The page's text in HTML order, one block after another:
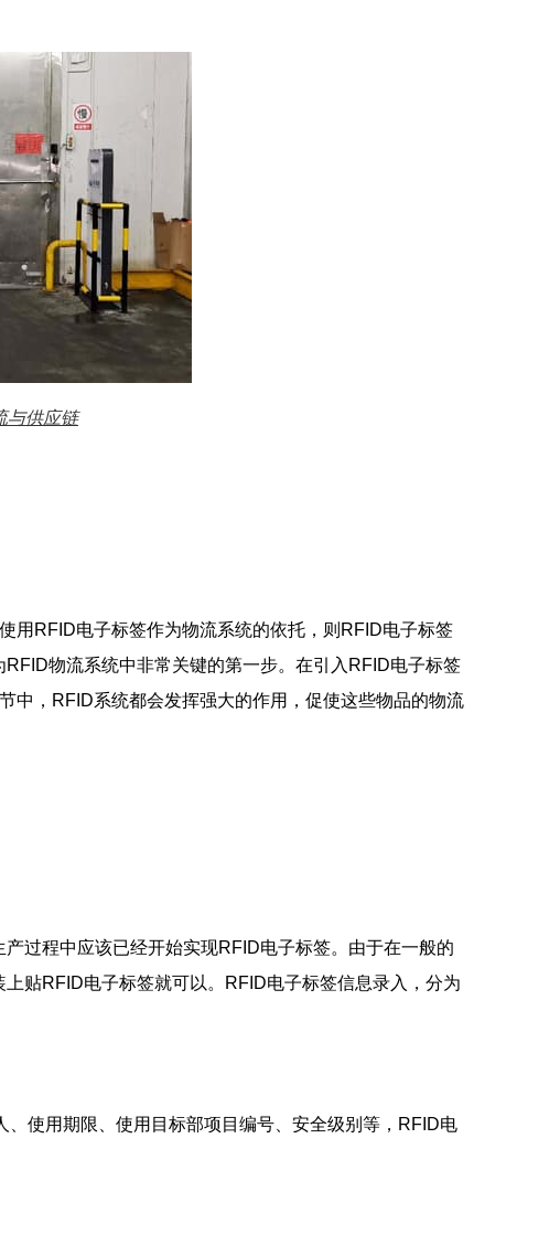
与供应链
RFID电子标签作为物流系统的依托，则RFID电子标签
物流系统中非常关键的第一步。在引入RFID电子标签
中，RFID系统都会发挥强大的作用，促使这些物品的物流
程中应该已经开始实现RFID电子标签。由于在一般的
贴RFID电子标签就可以。RFID电子标签信息录入，分为
使用期限、使用目标部项目编号、安全级别等，RFID电